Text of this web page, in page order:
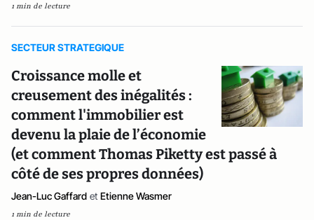
1 min de lecture
SECTEUR STRATEGIQUE
Croissance molle et
creusement des inégalités :
comment l'immobilier est
devenu la plaie de l’économie
(et comment Thomas Piketty est passé à
côté de ses propres données)
Jean-Luc Gaffard et Etienne Wasmer
1 min de lecture